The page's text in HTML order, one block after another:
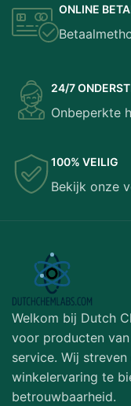
ONLINE
24/7
Onbeperkte
100% VEILIG
Bekijk onze
Welkom bij Dutch
voor producten
service. Wij
winkelervaring te
betrouwbaarheid.